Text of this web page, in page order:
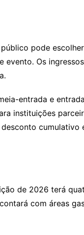
pode
evento. Os
entrada e
instituições
cumulativo
de 2026 terá
com áreas